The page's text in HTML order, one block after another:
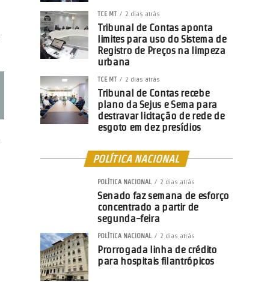
TCE MT 2 dias atrás
Tribunal de Contas aponta
limites para uso do Sistema de
Registro de Preços na limpeza
urbana
TCE MT 2 dias atrás
Tribunal de Contas recebe
plano da Sejus e Sema para
destravar licitação de rede de
esgoto em dez presídios
POLÍTICA NACIONAL
POLÍTICA NACIONAL 2 dias atrás
Senado faz semana de esforço
concentrado a partir de
segunda-feira
POLÍTICA NACIONAL 2 dias atrás
Prorrogada linha de crédito
para hospitais filantrópicos